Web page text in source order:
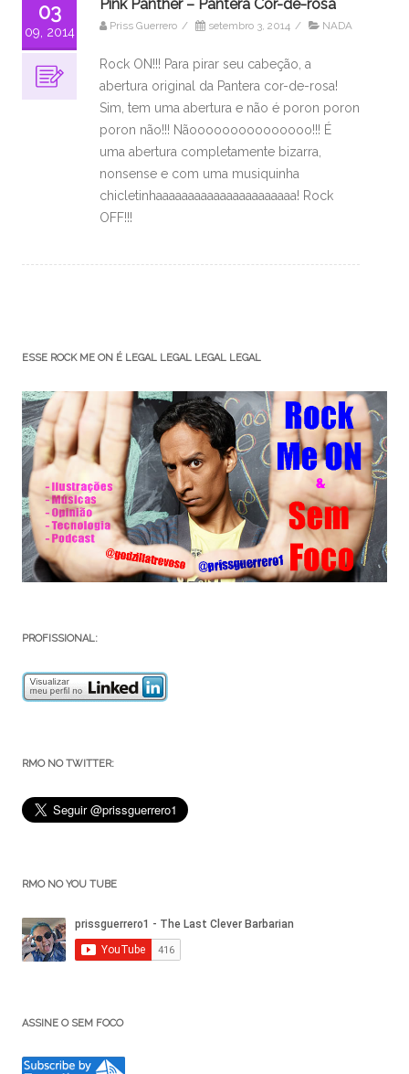
03
09, 2014
Pink Panther – Pantera Cor-de-rosa
Priss Guerrero / setembro 3, 2014 / NADA
Rock ON!!! Para pirar seu cabeção, a
abertura original da Pantera cor-de-rosa!
Sim, tem uma abertura e não é poron poron
poron não!!! Nãooooooooooooooo!!! É
uma abertura completamente bizarra,
nonsense e com uma musiquinha
chicletinhaaaaaaaaaaaaaaaaaaaaaa! Rock
OFF!!!
ESSE ROCK ME ON É LEGAL LEGAL LEGAL LEGAL
PROFISSIONAL:
RMO NO TWITTER:
RMO NO YOU TUBE
ASSINE O SEM FOCO